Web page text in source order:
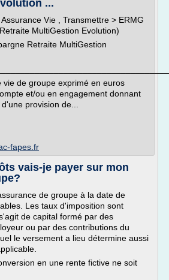
...
Vie , Transmettre > ERMG
MultiGestion Evolution)
Retraite MultiGestion
vie de groupe exprimé en euros
et/ou en engagement donnant
provision de...
fapes.fr
vais-je payer sur mon
de groupe à la date de
Les taux d'imposition sont
de capital formé par des
ou par des contributions du
le versement a lieu détermine aussi
en une rente fictive ne soit